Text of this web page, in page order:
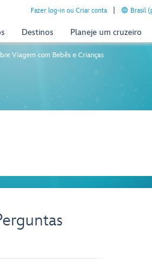
Fazer log-in ou Criar conta Brasil
Destinos Planeje um cruzeiro
Viagem com Bebês e Crianças